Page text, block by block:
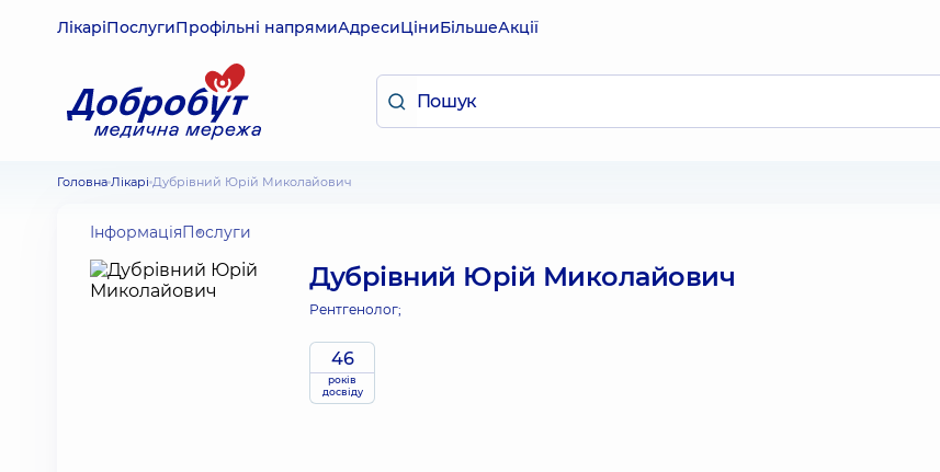
ЛікаріПослугиПрофільні напрямиАдресиЦіниБільшеАкції
Головна Лікарі Дубрівний Юрій Миколайович
ІнформаціяПослуги
Дубрівний Юрій Миколайович
Рентгенолог;
46
років
досвіду